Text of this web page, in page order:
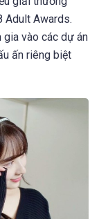
Adult Awards.
gia vào các dự án
ấn riêng biệt